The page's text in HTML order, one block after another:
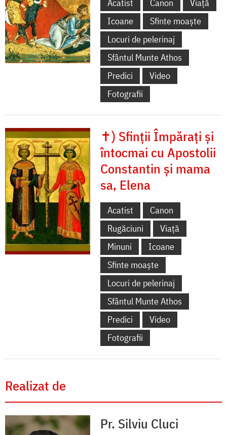
Acatist Canon
Viață
Icoane
Sfinte moaște
Locuri de pelerinaj
Sfântul Munte Athos
Predici
Video
Fotografii
✝) Sfinții Împărați și
întocmai cu Apostolii
Constantin și mama
sa, Elena
Acatist
Canon
Rugăciuni
Viață
Minuni
Icoane
Sfinte moaște
Locuri de pelerinaj
Sfântul Munte Athos
Predici
Video
Fotografii
Realizat de
Pr. Silviu Cluci